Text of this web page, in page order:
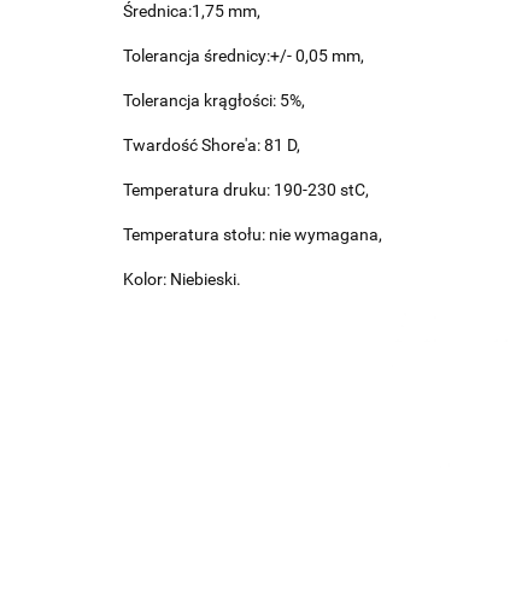
Średnica:1,75 mm,
Tolerancja średnicy:+/- 0,05 mm,
Tolerancja krągłości: 5%,
Twardość Shore'a: 81 D,
Temperatura druku: 190-230 stC,
Temperatura stołu: nie wymagana,
Kolor: Niebieski.